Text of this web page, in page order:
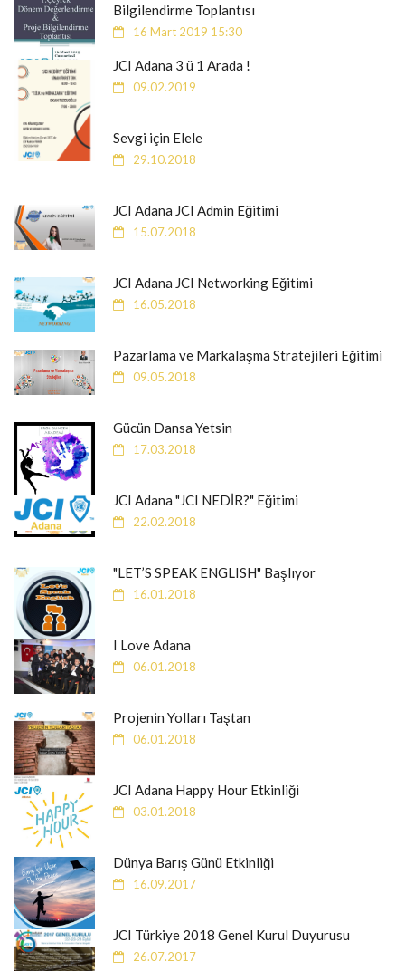
Bilgilendirme Toplantısı
16 Mart 2019 15:30
JCI Adana 3 ü 1 Arada !
09.02.2019
Sevgi için Elele
29.10.2018
JCI Adana JCI Admin Eğitimi
15.07.2018
JCI Adana JCI Networking Eğitimi
16.05.2018
Pazarlama ve Markalaşma Stratejileri Eğitimi
09.05.2018
Gücün Dansa Yetsin
17.03.2018
JCI Adana "JCI NEDİR?" Eğitimi
22.02.2018
"LET’S SPEAK ENGLISH" Başlıyor
16.01.2018
I Love Adana
06.01.2018
Projenin Yolları Taştan
06.01.2018
JCI Adana Happy Hour Etkinliği
03.01.2018
Dünya Barış Günü Etkinliği
16.09.2017
JCI Türkiye 2018 Genel Kurul Duyurusu
26.07.2017